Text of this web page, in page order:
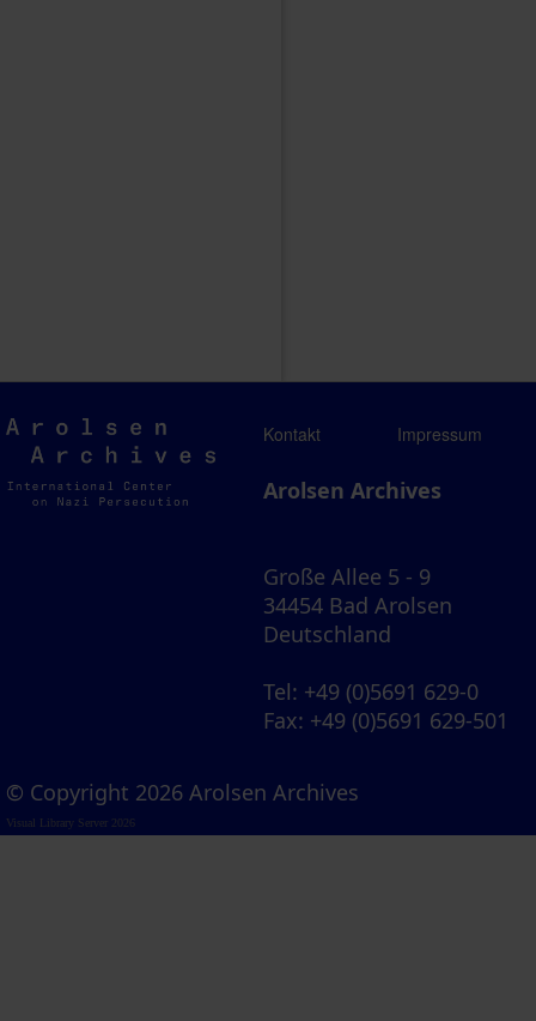
Arolsen
Archives
Kontakt Impressum
Arolsen Archives
Große Allee 5 - 9
34454 Bad Arolsen
Deutschland
Tel: +49 (0)5691 629-0
Fax: +49 (0)5691 629-501
© Copyright 2026 Arolsen Archives
Visual Library Server 2026